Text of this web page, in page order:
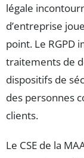
légale
d’entreprise
point. Le RGPD
traitements de
dispositifs de
des personnes
clients.
Le CSE de la